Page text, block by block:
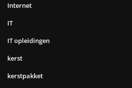
Internet
IT
IT opleidingen
kerst
kerstpakket